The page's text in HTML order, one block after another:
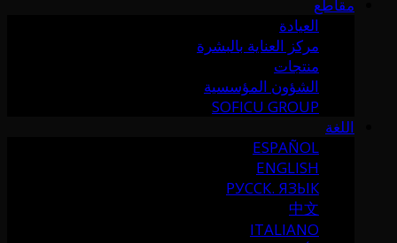
مقاطع
العيادة
مركز العناية بالبشرة
منتجات
الشؤون المؤسسية
SOFICU GROUP
اللغة
ESPAÑOL
ENGLISH
РУССК. ЯЗЫК
中文
ITALIANO